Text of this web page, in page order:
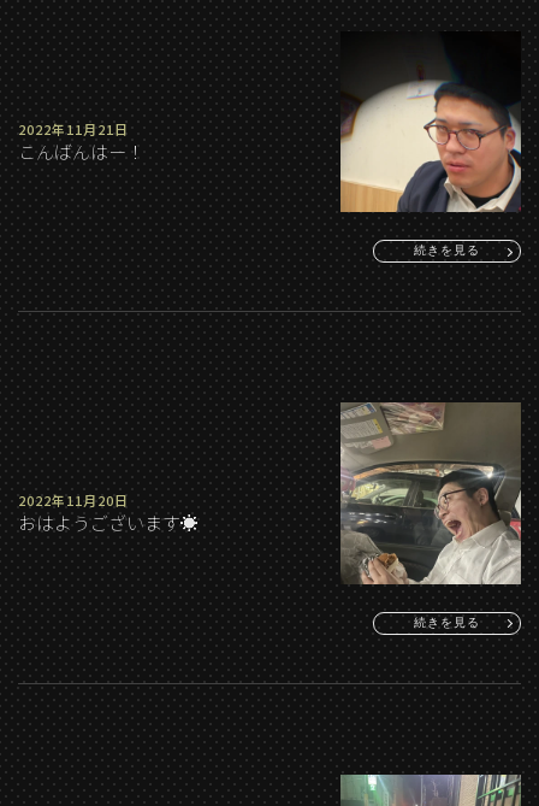
2022年11月21日
こんばんはー！
続きを見る
2022年11月20日
おはようございます☀️
続きを見る